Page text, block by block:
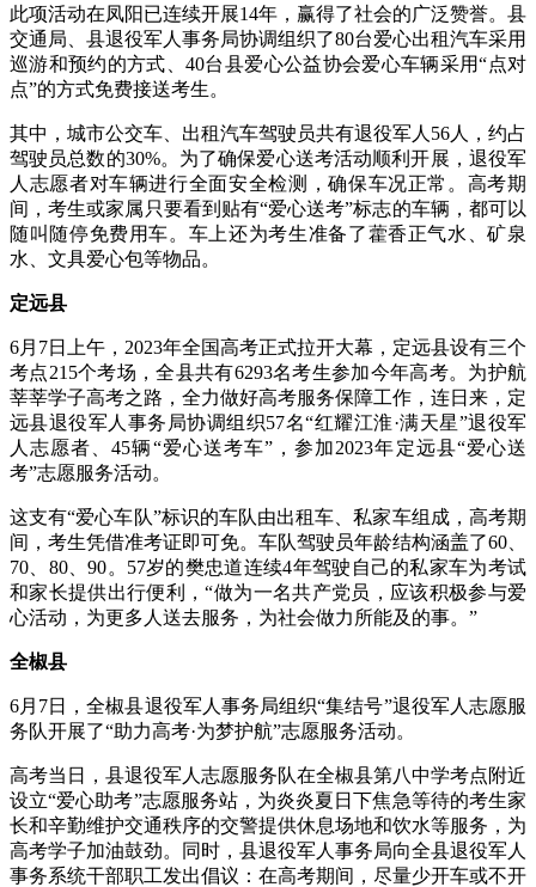
此项活动在凤阳已连续开展14年，赢得了社会的广泛赞誉。县
交通局、县退役军人事务局协调组织了80台爱心出租汽车采用
巡游和预约的方式、40台县爱心公益协会爱心车辆采用“点对
点”的方式免费接送考生。
其中，城市公交车、出租汽车驾驶员共有退役军人56人，约占
驾驶员总数的30%。为了确保爱心送考活动顺利开展，退役军
人志愿者对车辆进行全面安全检测，确保车况正常。高考期
间，考生或家属只要看到贴有“爱心送考”标志的车辆，都可以
随叫随停免费用车。车上还为考生准备了藿香正气水、矿泉
水、文具爱心包等物品。
定远县
6月7日上午，2023年全国高考正式拉开大幕，定远县设有三个
考点215个考场，全县共有6293名考生参加今年高考。为护航
莘莘学子高考之路，全力做好高考服务保障工作，连日来，定
远县退役军人事务局协调组织57名“红耀江淮·满天星”退役军
人志愿者、45辆“爱心送考车”，参加2023年定远县“爱心送
考”志愿服务活动。
这支有“爱心车队”标识的车队由出租车、私家车组成，高考期
间，考生凭借准考证即可免。车队驾驶员年龄结构涵盖了60、
70、80、90。57岁的樊忠道连续4年驾驶自己的私家车为考试
和家长提供出行便利，“做为一名共产党员，应该积极参与爱
心活动，为更多人送去服务，为社会做力所能及的事。”
全椒县
6月7日，全椒县退役军人事务局组织“集结号”退役军人志愿服
务队开展了“助力高考·为梦护航”志愿服务活动。
高考当日，县退役军人志愿服务队在全椒县第八中学考点附近
设立“爱心助考”志愿服务站，为炎炎夏日下焦急等待的考生家
长和辛勤维护交通秩序的交警提供休息场地和饮水等服务，为
高考学子加油鼓劲。同时，县退役军人事务局向全县退役军人
事务系统干部职工发出倡议：在高考期间，尽量少开车或不开